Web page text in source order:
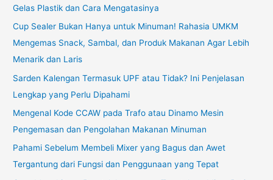
Gelas Plastik dan Cara Mengatasinya
Cup Sealer Bukan Hanya untuk Minuman! Rahasia UMKM
Mengemas Snack, Sambal, dan Produk Makanan Agar Lebih
Menarik dan Laris
Sarden Kalengan Termasuk UPF atau Tidak? Ini Penjelasan
Lengkap yang Perlu Dipahami
Mengenal Kode CCAW pada Trafo atau Dinamo Mesin
Pengemasan dan Pengolahan Makanan Minuman
Pahami Sebelum Membeli Mixer yang Bagus dan Awet
Tergantung dari Fungsi dan Penggunaan yang Tepat